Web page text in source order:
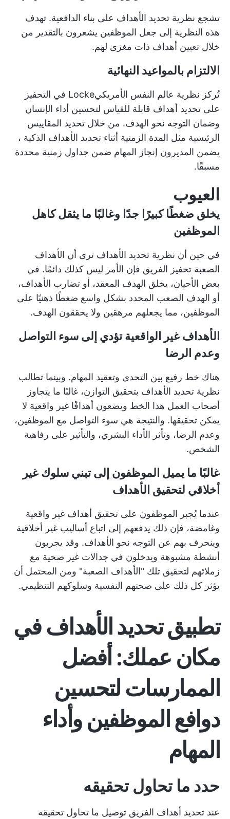
تشجع نظرية تحديد الأهداف على بناء الدافعية. تهدف
هذه النظرية إلى جعل الموظفين يشعرون بالتقدير من
خلال تعيين أهداف ذات مغزى لهم.
الالتزام بالمواعيد النهائية
تُركز نظرية عالم النفس الأمريكيLocke في التحفيز
على تحديد أهداف قابلة للقياس لتحسين أداء الإنسان
وضمان التوجه نحو الهدف. من خلال تحديد المقاييس
الرئيسية مثل المدة الزمنية أثناء تحديد الأهداف الذكية ،
يضمن المديرون إنجاز المهام ضمن جداول زمنية محددة
مسبقًا.
العيوب
يخلق ضغطًا كبيرًا جدًا وغالبًا ما يثقل كاهل
الموظفين
في حين أن نظرية تحديد الأهداف ترى أن الأهداف
الصعبة تحفيز الفريق فإن الأمر ليس كذلك دائمًا. في
بعض الأحيان، يخلق الهدف المعقد، أو تضارب الأهداف،
أو الهدف الصعب المحدد بشكل واسع ضغطًا ذهنيًا على
الموظفين، مما يجعلهم مرهقين ولا يحققون الهدف.
الأهداف غير الواقعية تؤدي إلى سوء التواصل
وعدم الرضا
هناك خط رفيع بين التحدي وتعقيد المهام. وبينما تطالب
نظرية تحديد الأهداف بتحقيق التوازن، غالبًا ما يتجاوز
أصحاب العمل هذا الخط ويضعون أهدافًا غير واقعية لا
يمكن تحقيقها. والنتيجة هي سوء التواصل مع الموظفين،
وعدم الرضا، وتأثر الأداء البشري، والتأثير على رفاهية
الشخص.
غالبًا ما يميل الموظفون إلى تبني سلوك غير
أخلاقي لتحقيق الأهداف
عندما يُجبر الموظفون على تحقيق أهداف غير واقعية
وغامضة، فإن ذلك يدفعهم إلى اتباع أساليب غير أخلاقية
وينحرف بهم عن التوجه نحو الأهداف. وقد يجربون
أنشطة مشبوهة ويدخلون في جدالات غير صحية مع
زملائهم لتحقيق تلك "الأهداف الصعبة" ومن المحتمل أن
يؤثر كل ذلك على صحتهم النفسية وسلوكهم التنظيمي.
تطبيق تحديد الأهداف في
مكان عملك: أفضل
الممارسات لتحسين
دوافع الموظفين وأداء
المهام
حدد ما تحاول تحقيقه
عند تحديد أهداف الفريق توصيل ما تحاول تحقيقه